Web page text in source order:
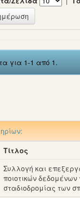
για 1-1 από 1.
Τίτλος
Συλλογή και
ποιοτικών
σταδιοδρομίας των